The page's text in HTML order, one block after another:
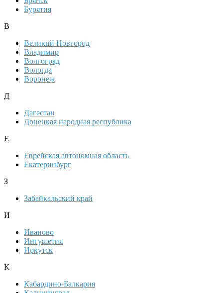
Бурятия
В
Великий Новгород
Владимир
Волгоград
Вологда
Воронеж
Д
Дагестан
Донецкая народная республика
Е
Еврейская автономная область
Екатеринбург
З
Забайкальский край
И
Иваново
Ингушетия
Иркутск
К
Кабардино-Балкария